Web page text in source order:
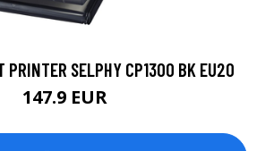
PRINTER SELPHY CP1300 BK EU20
147.9 EUR